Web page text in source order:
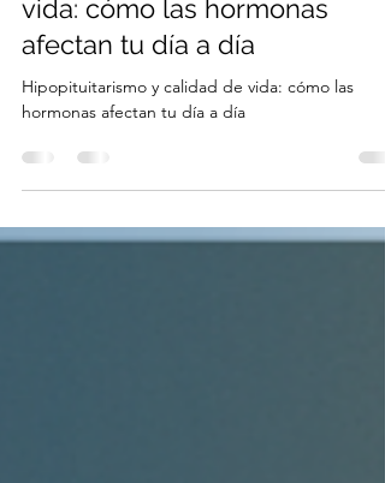
5 nov 2025
5 min de lectura
Hipopituitarismo y calidad de
vida: cómo las hormonas
hormonas afectan tu día a día